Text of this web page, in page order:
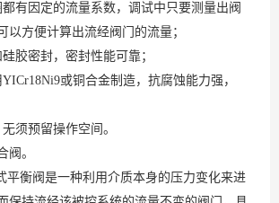
有因定的流量系数，调试中只要测量出阀
以方便计算出流经阀门的流量；
胶密封，密封性能可靠；
或铜合金制造，抗腐蚀能力强，
须预留操作空间。
阀。
平衡阀是一种利用介质本身的压力变化来进